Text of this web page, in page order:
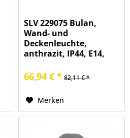
SLV 229075 Bulan,
Wand- und
Deckenleuchte,
anthrazit, IP44, E14,
66,94 € * 82,11 € *
Merken